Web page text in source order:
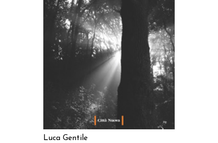
AGGIUNGI AL CARRELLO
Luca Gentile